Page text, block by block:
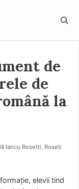
de
de
la
Iancu Rosetti, Roseți
elevii tind